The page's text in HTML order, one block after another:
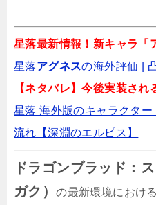
近未来とファン
カッセル
自由度の高いキ
迫力のアクション
主なゲーム
星落最新情報！新キャラ「
星落アグネスの海外評価 |
【ネタバレ】今後実装され
星落 海外版のキャラクタ
流れ【深淵のエルピス】
ドラゴンブラッド：
ガク）の最新環境におけ